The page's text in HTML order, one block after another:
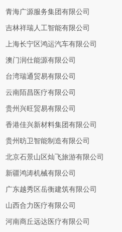
青海广源服务集团有限公司
吉林祥瑞人工智能有限公司
上海长宁区鸿运汽车有限公司
澳门润仕能源有限公司
台湾瑞通贸易有限公司
云南陌昌医疗有限公司
贵州兴旺贸易有限公司
香港佳兴新材料集团有限公司
贵州昉卫智能制造有限公司
北京石景山区灿飞旅游有限公司
新疆鸿涛机械有限公司
广东越秀区岳衡建筑有限公司
山西合力医疗有限公司
河南商丘远达医疗有限公司